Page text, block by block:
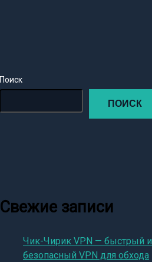
Поиск
ПОИСК
Свежие записи
Чик-Чирик VPN — быстрый и
безопасный VPN для обхода